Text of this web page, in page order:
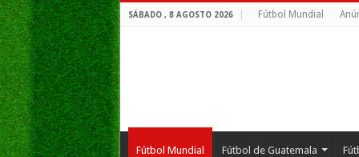
SÁBADO , 8 AGOSTO 2026 Fútbol Mundial
Fútbol Mundial Fútbol de Guatemala